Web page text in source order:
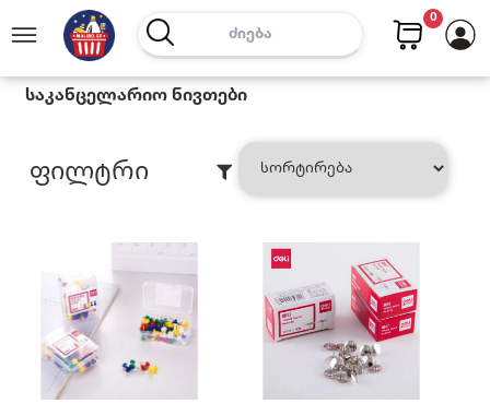
0
Საკანცელარიო Ნივთები
Ფილტრი